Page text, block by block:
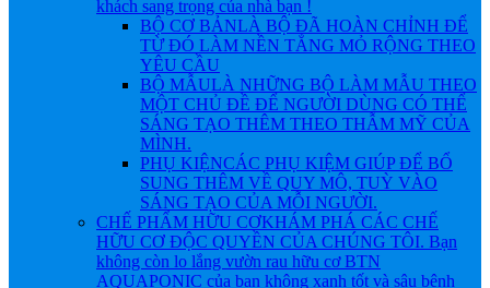
khách sang trọng của nhà bạn !
BỘ CƠ BẢNLÀ BỘ ĐÃ HOÀN CHỈNH ĐỂ
TỪ ĐÓ LÀM NỀN TẲNG MỎ RỘNG THEO
YÊU CẦU
BỘ MẪULÀ NHỮNG BỘ LÀM MẪU THEO
MỘT CHỦ ĐỀ ĐỂ NGƯỜI DÙNG CÓ THỂ
SÁNG TẠO THÊM THEO THẪM MỸ CỦA
MÌNH.
PHỤ KIỆNCÁC PHỤ KIỆM GIÚP ĐỂ BỔ
SUNG THÊM VỀ QUY MÔ, TUỲ VÀO
SÁNG TẠO CỦA MỖI NGƯỜI.
CHẾ PHẨM HỮU CƠKHÁM PHÁ CÁC CHẾ
HỮU CƠ ĐỘC QUYỀN CỦA CHÚNG TÔI. Bạn
không còn lo lắng vườn rau hữu cơ BTN
AQUAPONIC của bạn không xanh tốt và sâu bệnh